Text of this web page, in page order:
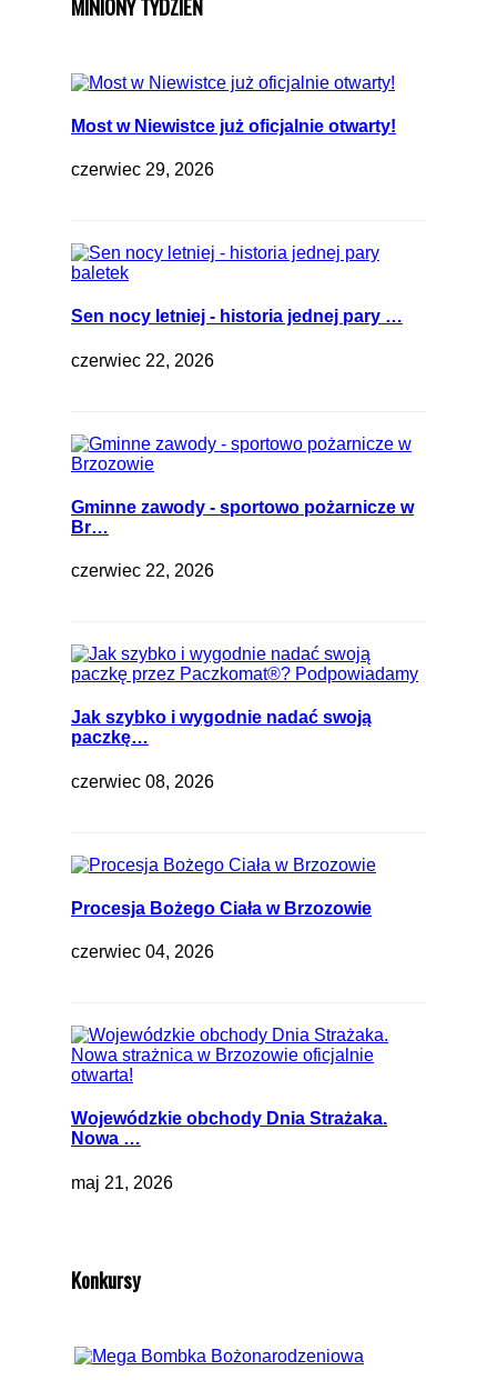
Most w Niewistce już oficjalnie otwarty!
czerwiec 29, 2026
Sen nocy letniej - historia jednej pary …
czerwiec 22, 2026
Gminne zawody - sportowo pożarnicze w
Br…
czerwiec 22, 2026
Jak szybko i wygodnie nadać swoją
paczkę…
czerwiec 08, 2026
Procesja Bożego Ciała w Brzozowie
czerwiec 04, 2026
Wojewódzkie obchody Dnia Strażaka.
Nowa …
maj 21, 2026
Konkursy